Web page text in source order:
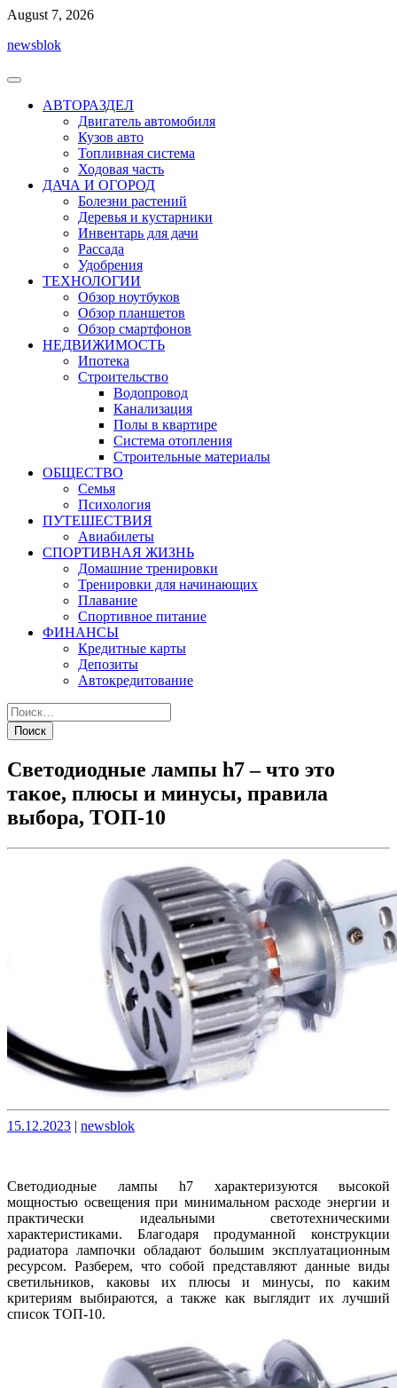
Перейти
содержимому
August 7, 2026
newsblok
АВТОРАЗДЕЛ
Двигатель автомобиля
Кузов авто
Топливная система
Ходовая часть
ДАЧА И ОГОРОД
Болезни растений
Деревья и кустарники
Инвентарь для дачи
Рассада
Удобрения
ТЕХНОЛОГИИ
Обзор ноутбуков
Обзор планшетов
Обзор смартфонов
НЕДВИЖИМОСТЬ
Ипотека
Строительство
Водопровод
Канализация
Полы в квартире
Система отопления
Строительные материалы
ОБЩЕСТВО
Семья
Психология
ПУТЕШЕСТВИЯ
Авиабилеты
СПОРТИВНАЯ ЖИЗНЬ
Домашние тренировки
Тренировки для начинающих
Плавание
Спортивное питание
ФИНАНСЫ
Кредитные карты
Депозиты
Автокредитование
Светодиодные лампы h7 – что это
такое, плюсы и минусы, правила
выбора, ТОП-10
Опубликовано
15.12.2023 | Опубликовано
newsblok
Светодиодные лампы h7 характеризуются высокой
мощностью освещения при минимальном расходе энергии и
практически идеальными светотехническими
характеристиками. Благодаря продуманной конструкции
радиатора лампочки обладают большим эксплуатационным
ресурсом. Разберем, что собой представляют данные виды
светильников, каковы их плюсы и минусы, по каким
критериям выбираются, а также как выглядит их лучший
список ТОП-10.